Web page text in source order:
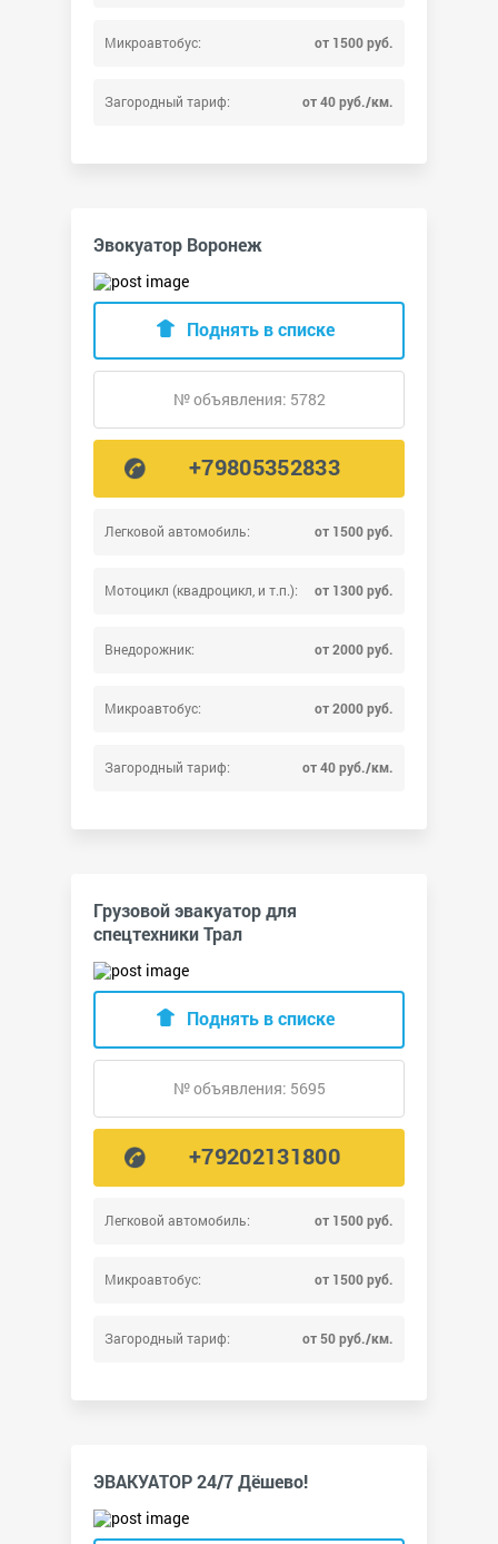
Микроавтобус: от 1500 руб.
Загородный тариф: от 40 руб./км.
Эвокуатор Воронеж
Легковой автомобиль: от 1500 руб.
Мотоцикл (квадроцикл, и т.п.): от 1300 руб.
Внедорожник: от 2000 руб.
Микроавтобус: от 2000 руб.
Загородный тариф: от 40 руб./км.
Поднять в списке
№ объявления: 5782
+79805352833
Грузовой эвакуатор для
спецтехники Трал
Легковой автомобиль: от 1500 руб.
Микроавтобус: от 1500 руб.
Загородный тариф: от 50 руб./км.
Поднять в списке
№ объявления: 5695
+79202131800
ЭВАКУАТОР 24/7 Дёшево!